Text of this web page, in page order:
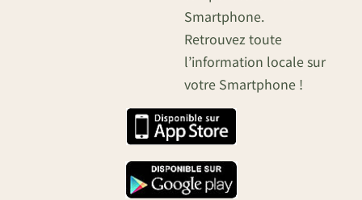
Smartphone.
Retrouvez toute
l’information locale sur
votre Smartphone !